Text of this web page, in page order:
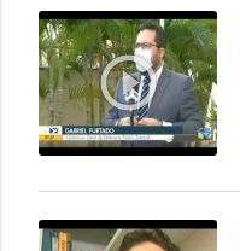
play_circle_outline